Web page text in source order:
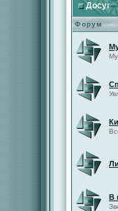
Досуг
Форум
В